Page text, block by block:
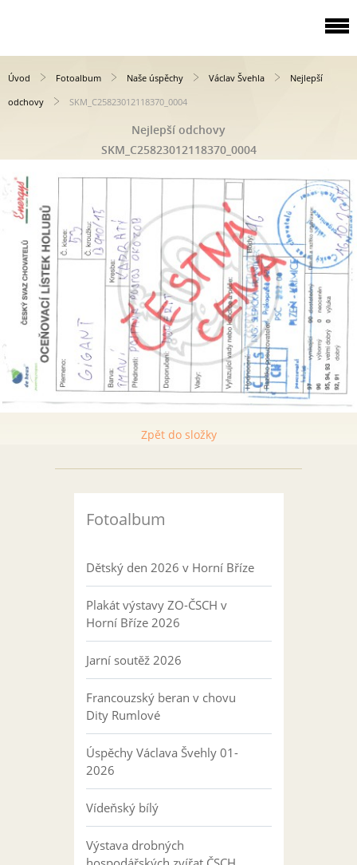
Úvod Fotoalbum Naše úspěchy Václav Švehla
Nejlepší
odchovy
SKM_C25823012118370_0004
Nejlepší odchovy
SKM_C25823012118370_0004
Zpět do složky
Fotoalbum
Dětský den 2026 v Horní Bříze
Plakát výstavy ZO-ČSCH v
Horní Bříze 2026
Jarní soutěž 2026
Francouzský beran v chovu
Dity Rumlové
Úspěchy Václava Švehly 01-
2026
Vídeňský bílý
Výstava drobných